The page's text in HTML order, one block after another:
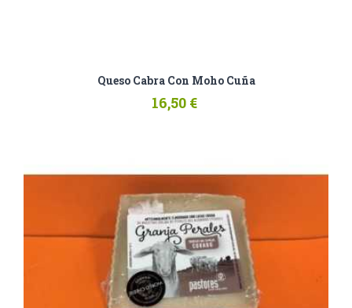
Queso Cabra Con Moho Cuña
16,50 €